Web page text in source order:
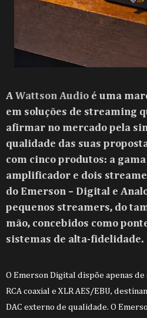
A Wattson Audio é uma
em soluções de streaming
afirmar no mercado pela
qualidade das suas
com cinco produtos: a
amplificador e dois
do Emerson – Digital e
pequenos streamers, do
mão, concebidos como
sistemas de alta-fidelidade.
O Emerson Digital dispõe apenas
RCA coaxial e XLR AES/EBU,
DAC externo de qualidade. O